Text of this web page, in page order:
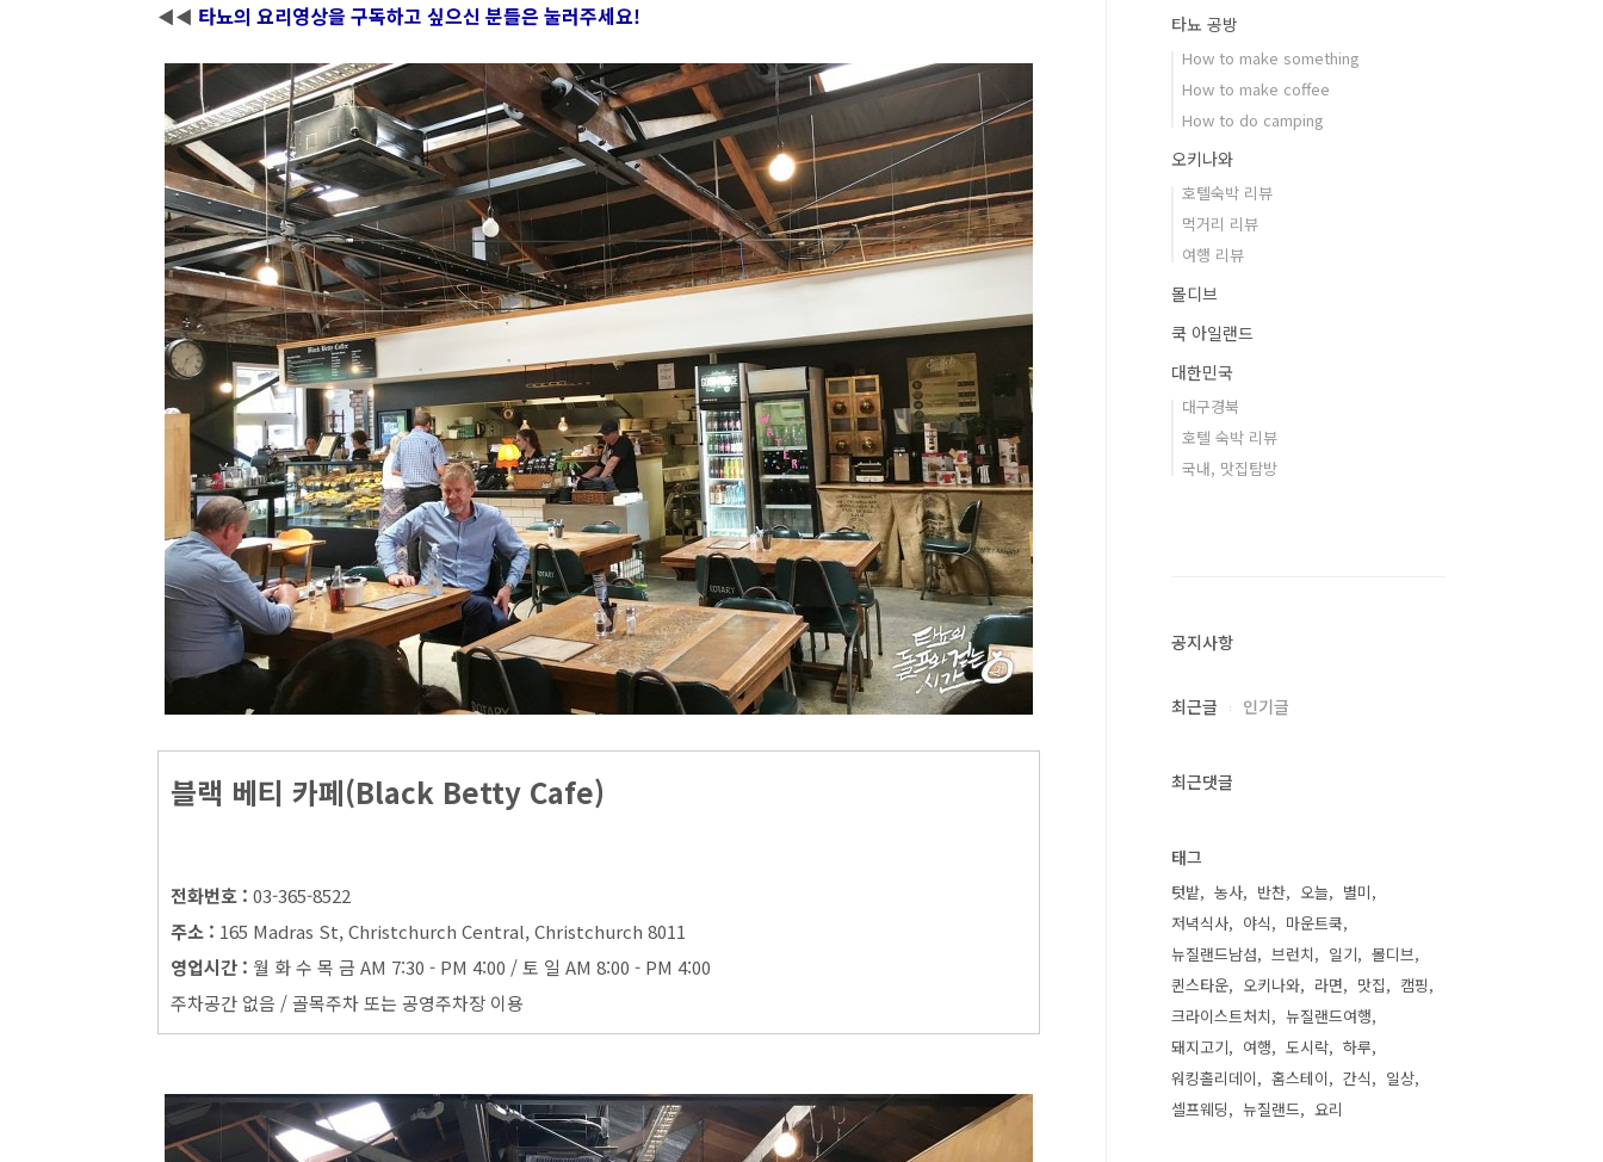
◀◀ 타뇨의 요리영상을 구독하고 싶으신 분들은 눌러주세요!
블랙 베티 카페(Black Betty Cafe)
전화번호 : 03-365-8522
주소 : 165 Madras St, Christchurch Central, Christchurch 8011
영업시간 : 월 화 수 목 금 AM 7:30 - PM 4:00 / 토 일 AM 8:00 - PM 4:00
주차공간 없음 / 골목주차 또는 공영주차장 이용
타뇨 공방
How to make something
How to make coffee
How to do camping
오키나와
호텔숙박 리뷰
먹거리 리뷰
여행 리뷰
몰디브
쿡 아일랜드
대한민국
대구경북
호텔 숙박 리뷰
국내, 맛집탐방
공지사항
최근글 인기글
최근댓글
태그
텃밭 농사 반찬 오늘
별미
저녁식사
야식
마운트쿡
뉴질랜드남섬
브런치 일기
몰디브
퀸스타운
오키나와 라면 맛집
캠핑
크라이스트처치
뉴질랜드여행
돼지고기
여행 도시락
하루
워킹홀리데이
홈스테이 간식
일상
셀프웨딩
뉴질랜드 요리